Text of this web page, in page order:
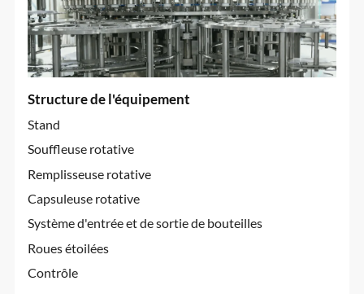
Structure de l'équipement
Stand
Souffleuse rotative
Remplisseuse rotative
Capsuleuse rotative
Système d'entrée et de sortie de bouteilles
Roues étoilées
Contrôle